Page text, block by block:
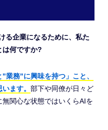
る企業になるために、私た
は何ですか?
業務"に興味を持つ」こと、
ます。 部下や同僚が日々ど
関心な状態ではいくらAIを